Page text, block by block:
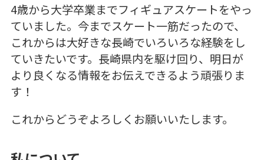
4歳から大学卒業までフィギュアスケートをやっ
ていました。今までスケート一筋だったので、
これからは大好きな長崎でいろいろな経験をし
ていきたいです。長崎県内を駆け回り、明日が
より良くなる情報をお伝えできるよう頑張りま
す！
これからどうぞよろしくお願いいたします。